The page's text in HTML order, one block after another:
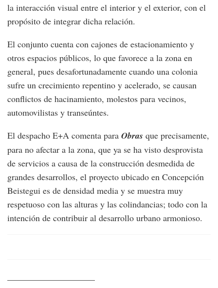
la interacción visual entre el interior y el exterior, con el
propósito de integrar dicha relación.
El conjunto cuenta con cajones de estacionamiento y
otros espacios públicos, lo que favorece a la zona en
general, pues desafortunadamente cuando una colonia
sufre un crecimiento repentino y acelerado, se causan
conflictos de hacinamiento, molestos para vecinos,
automovilistas y transeúntes.
El despacho E+A comenta para Obras que precisamente,
para no afectar a la zona, que ya se ha visto desprovista
de servicios a causa de la construcción desmedida de
grandes desarrollos, el proyecto ubicado en Concepción
Beistegui es de densidad media y se muestra muy
respetuoso con las alturas y las colindancias; todo con la
intención de contribuir al desarrollo urbano armonioso.